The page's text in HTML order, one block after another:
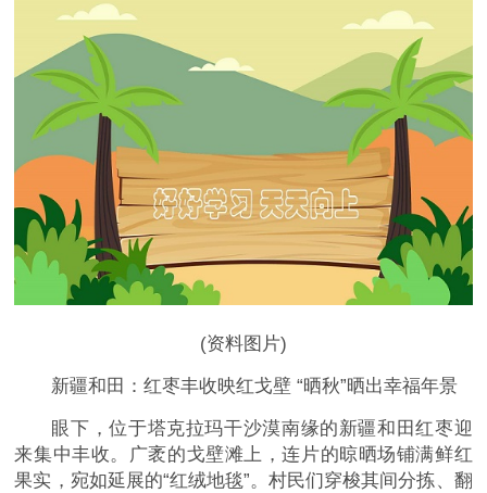
(资料图片)
新疆和田：红枣丰收映红戈壁 “晒秋”晒出幸福年景
眼下，位于塔克拉玛干沙漠南缘的新疆和田红枣迎
来集中丰收。广袤的戈壁滩上，连片的晾晒场铺满鲜红
果实，宛如延展的“红绒地毯”。村民们穿梭其间分拣、翻